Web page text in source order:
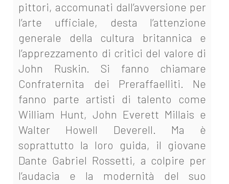
pittori, accomunati dall’avversione per
l’arte ufficiale, desta l’attenzione
generale della cultura britannica e
l’apprezzamento di critici del valore di
John Ruskin. Si fanno chiamare
Confraternita dei Preraffaelliti. Ne
fanno parte artisti di talento come
William Hunt, John Everett Millais e
Walter Howell Deverell. Ma è
soprattutto la loro guida, il giovane
Dante Gabriel Rossetti, a colpire per
l’audacia e la modernità del suo